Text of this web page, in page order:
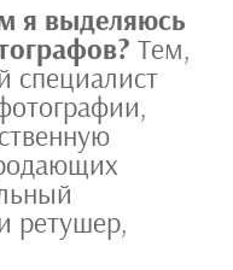
я выделяюсь
Тем,
специалист
ретушер,